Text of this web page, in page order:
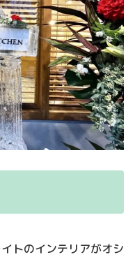
トのインテリアがオシ